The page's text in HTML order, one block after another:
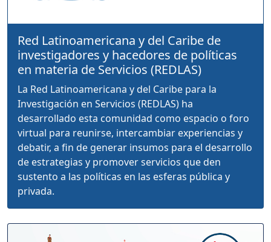
Red Latinoamericana y del Caribe de
investigadores y hacedores de políticas
en materia de Servicios (REDLAS)
La Red Latinoamericana y del Caribe para la
Investigación en Servicios (REDLAS) ha
desarrollado esta comunidad como espacio o foro
virtual para reunirse, intercambiar experiencias y
debatir, a fin de generar insumos para el desarrollo
de estrategias y promover servicios que den
sustento a las políticas en las esferas pública y
privada.